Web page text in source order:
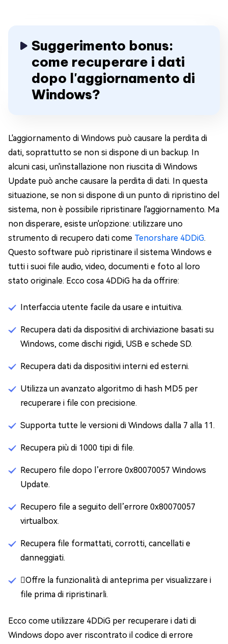
Suggerimento bonus:
come recuperare i dati
dopo l'aggiornamento di
Windows?
L'aggiornamento di Windows può causare la perdita di
dati, soprattutto se non si dispone di un backup. In
alcuni casi, un'installazione non riuscita di Windows
Update può anche causare la perdita di dati. In questa
situazione, se non si dispone di un punto di ripristino del
sistema, non è possibile ripristinare l'aggiornamento. Ma
non disperare, esiste un'opzione: utilizzare uno
strumento di recupero dati come Tenorshare 4DDiG.
Questo software può ripristinare il sistema Windows e
tutti i suoi file audio, video, documenti e foto al loro
stato originale. Ecco cosa 4DDiG ha da offrire:
Interfaccia utente facile da usare e intuitiva.
Recupera dati da dispositivi di archiviazione basati su
Windows, come dischi rigidi, USB e schede SD.
Recupera dati da dispositivi interni ed esterni.
Utilizza un avanzato algoritmo di hash MD5 per
recuperare i file con precisione.
Supporta tutte le versioni di Windows dalla 7 alla 11.
Recupera più di 1000 tipi di file.
Recupero file dopo l’errore 0x80070057 Windows
Update.
Recupero file a seguito dell’errore 0x80070057
virtualbox.
Recupera file formattati, corrotti, cancellati e
danneggiati.
Offre la funzionalità di anteprima per visualizzare i
file prima di ripristinarli.
Ecco come utilizzare 4DDiG per recuperare i dati di
Windows dopo aver riscontrato il codice di errore